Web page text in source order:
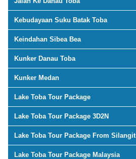
Kebudayaan Suku Batak Toba
Keindahan Sibea Bea
Kunker Danau Toba
Kunker Medan
Lake Toba Tour Package
Lake Toba Tour Package 3D2N
Lake Toba Tour Package From Silangit
Lake Toba Tour Package Malaysia